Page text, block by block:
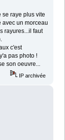
raye plus vite
avec un morceau
rayures...il faut
c'est
pas photo !
son oeuvre...
IP archivée